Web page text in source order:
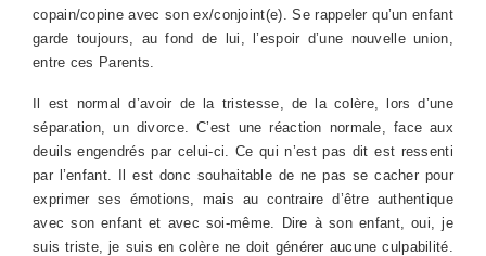
copain/copine avec son ex/conjoint(e). Se rappeler qu’un enfant
garde toujours, au fond de lui, l’espoir d’une nouvelle union,
entre ces Parents.
Il est normal d’avoir de la tristesse, de la colère, lors d’une
séparation, un divorce. C’est une réaction normale, face aux
deuils engendrés par celui-ci. Ce qui n’est pas dit est ressenti
par l’enfant. Il est donc souhaitable de ne pas se cacher pour
exprimer ses émotions, mais au contraire d’être authentique
avec son enfant et avec soi-même. Dire à son enfant, oui, je
suis triste, je suis en colère ne doit générer aucune culpabilité.